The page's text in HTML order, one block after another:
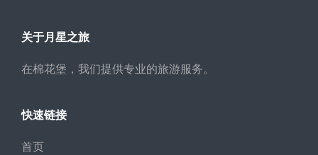
关于月星之旅
在棉花堡，我们提供专业的旅游服务。
快速链接
首页